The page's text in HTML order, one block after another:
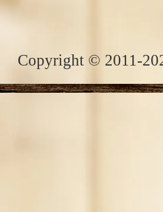
Copyright © 2011-